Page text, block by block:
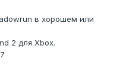
в хорошем или
2 для Xbox.